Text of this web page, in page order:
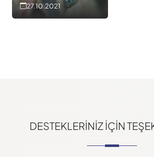
27.10.2021
DESTEKLERINIZ IÇIN